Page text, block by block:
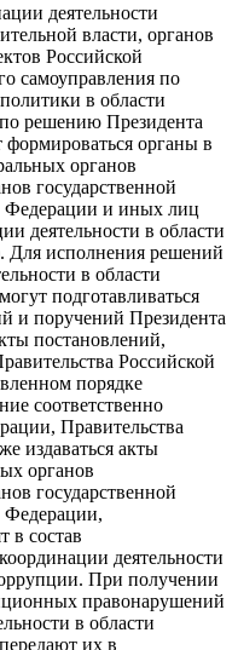
деятельности
власти, органов
Российской
самоуправления по
в области
решению Президента
органы в
органов
государственной
Федерации и иных лиц
деятельности в области
Для исполнения решений
в области
подготавливаться
и поручений Президента
постановлений,
Российской
порядке
соответственно
Правительства
издаваться акты
органов
государственной
Федерации,
в состав
деятельности
При получении
правонарушений
в области
их в